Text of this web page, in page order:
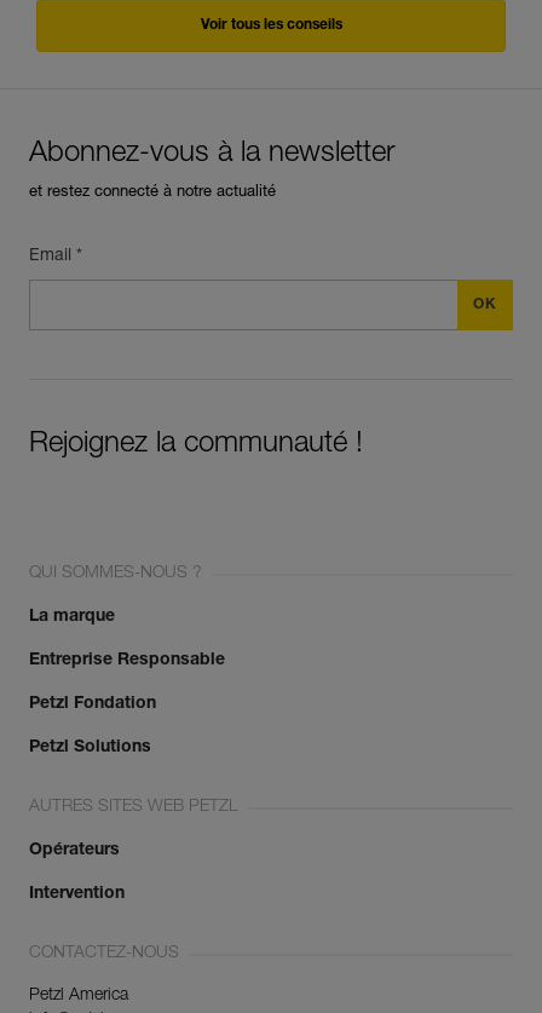
Voir tous les conseils
Abonnez-vous à la newsletter
et restez connecté à notre actualité
Email *
Rejoignez la communauté !
QUI SOMMES-NOUS ?
La marque
Entreprise Responsable
Petzl Fondation
Petzl Solutions
AUTRES SITES WEB PETZL
Opérateurs
Intervention
CONTACTEZ-NOUS
Petzl America